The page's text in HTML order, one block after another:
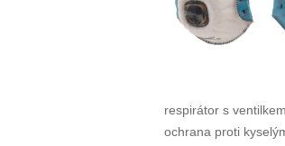
respirátor s
ochrana proti